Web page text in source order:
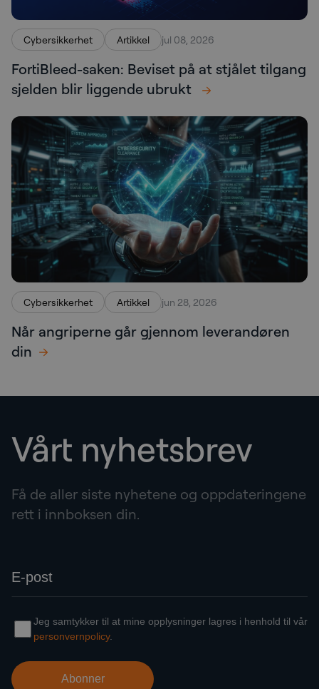
Cybersikkerhet Artikkel jul 08, 2026
FortiBleed-saken: Beviset på at stjålet tilgang
sjelden blir liggende ubrukt
Cybersikkerhet Artikkel jun 28, 2026
Når angriperne går gjennom leverandøren
din
Vårt nyhetsbrev
Få de aller siste nyhetene og oppdateringene
rett i innboksen din.